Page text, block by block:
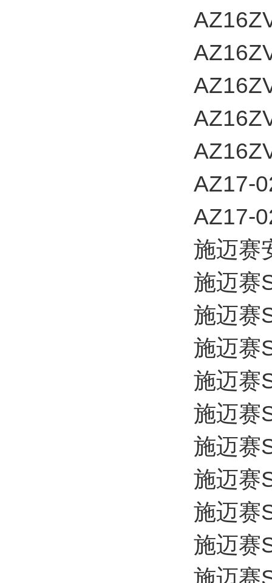
AZ17-
AZ17-
施迈赛
施迈赛
施迈赛
施迈赛
施迈赛
施迈赛
施迈赛
施迈赛
施迈赛
施迈赛
施迈赛